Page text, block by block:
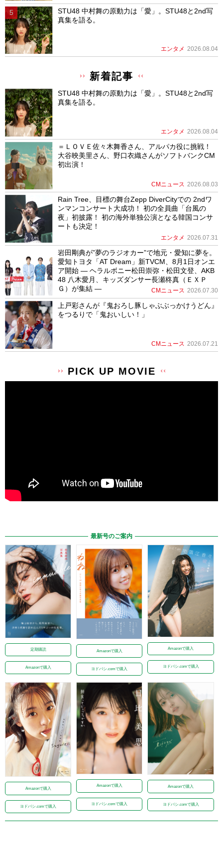
STU48 中村舞の原動力は「愛」。STU48と2nd写
真集を語る。
エンタメ 2026.08.04
新着記事
STU48 中村舞の原動力は「愛」。STU48と2nd写
真集を語る。
エンタメ 2026.08.04
＝ＬＯＶＥ佐々木舞香さん、アルパカ役に挑戦！
大谷映美里さん、野口衣織さんがソフトバンクCM
初出演！
CMニュース 2026.08.03
Rain Tree、目標の舞台Zepp DiverCityでの 2ndワ
ンマンコンサート大成功！ 初の全員曲「台風の
夜」初披露！ 初の海外単独公演となる韓国コンサ
ートも決定！
エンタメ 2026.07.31
岩田剛典が”夢のラジオカー”で地元・愛知に夢を。
愛知トヨタ「AT Dream」新TVCM、8月1日オンエ
ア開始 ― ヘラルボニー松田崇弥・松田文登、AKB
48 八木愛月、キッズダンサー長瀬柊真（ＥＸＰ
Ｇ）が集結 ―
CMニュース 2026.07.30
上戸彩さんが『鬼おろし豚しゃぶぶっかけうどん』
をつるりで「鬼おいしい！」
CMニュース 2026.07.21
PICK UP MOVIE
最新号のご案内
定期購読
Amazonで購入
Amazonで購入
ヨドバシ.comで購入
Amazonで購入
ヨドバシ.comで購入
Amazonで購入
ヨドバシ.comで購入
Amazonで購入
ヨドバシ.comで購入
Amazonで購入
ヨドバシ.comで購入